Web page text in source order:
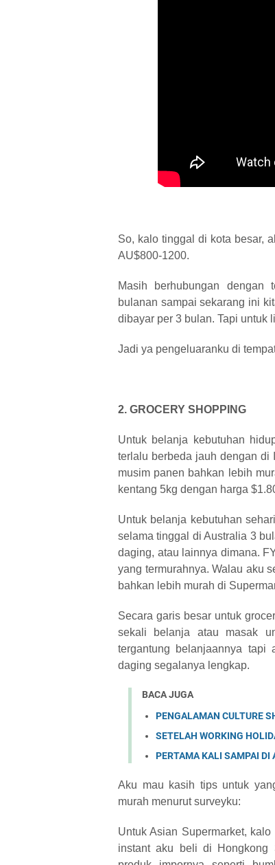
So, kalo tinggal di kota besar,
AU$800-1200.
Masih berhubungan dengan
bulanan sampai sekarang ini
dibayar per 3 bulan. Tapi untuk
Jadi ya pengeluaranku di
2. GROCERY SHOPPING
Untuk belanja kebutuhan
terlalu berbeda jauh dengan di
musim panen bahkan lebih
kentang 5kg dengan harga
Untuk belanja kebutuhan
selama tinggal di Australia 3
daging, atau lainnya dimana.
yang termurahnya. Walau aku
bahkan lebih murah di
Secara garis besar untuk
sekali belanja atau masak
tergantung belanjaannya
daging segalanya lengkap.
BACA JUGA
PENGALAMAN CULTURE
SETELAH WORKING
PERTAMA KALI SAMPAI DI
Aku mau kasih tips untuk
murah menurut surveyku:
Untuk Asian Supermarket,
instant aku beli di Hongkong